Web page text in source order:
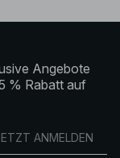
Angebote
% Rabatt auf
ANMELDEN